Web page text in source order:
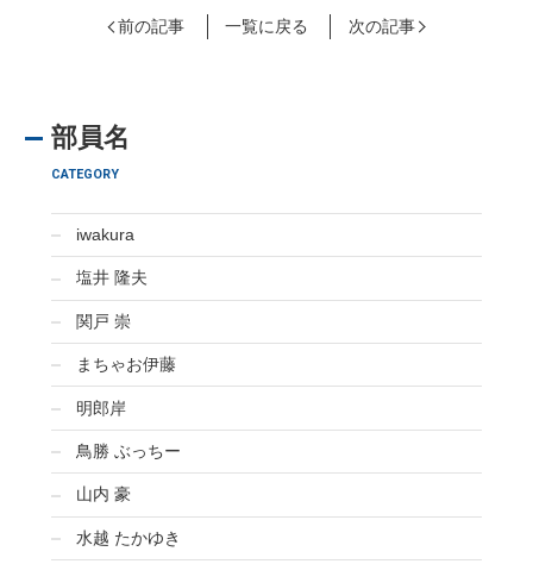
前の記事 一覧に戻る 次の記事
部員名
CATEGORY
iwakura
塩井 隆夫
関戸 崇
まちゃお伊藤
明郎岸
鳥勝 ぶっちー
山内 豪
水越 たかゆき